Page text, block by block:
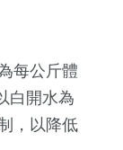
每公斤體
白開水為
，以降低